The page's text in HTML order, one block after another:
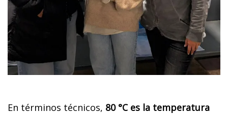
En términos técnicos, 80 °C es la temperatura